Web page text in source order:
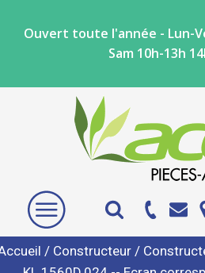
Ouvert toute l'année - Lun-
Sam 10h-13h
/ Constructeur /